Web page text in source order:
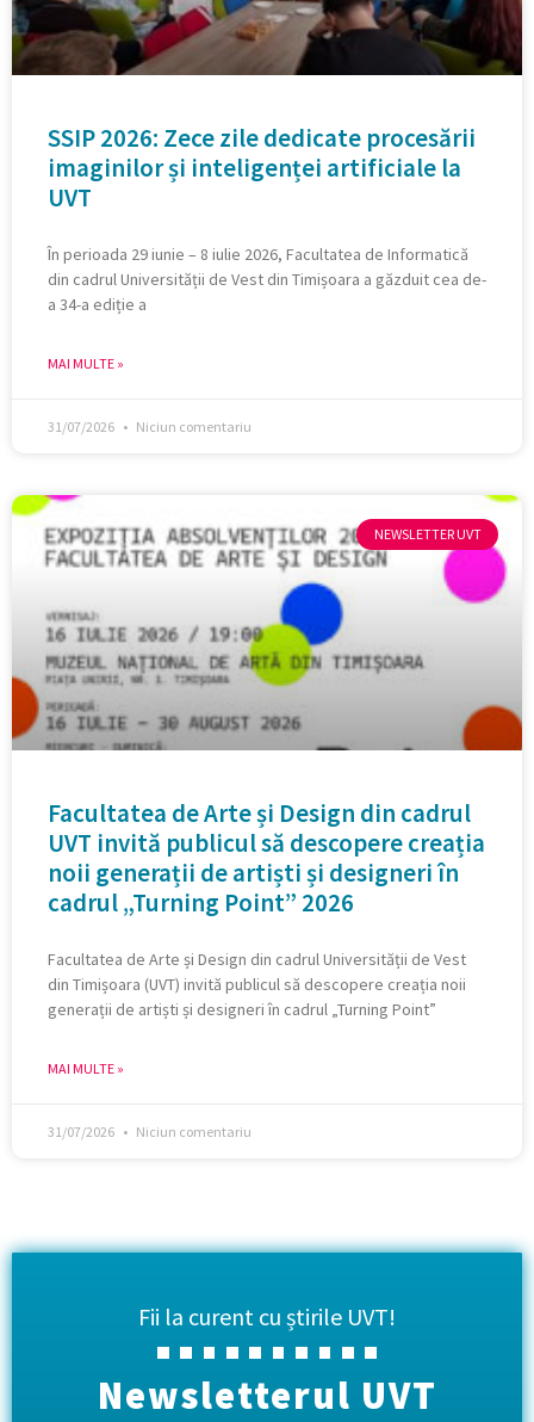
SSIP 2026: Zece zile dedicate procesării
imaginilor și inteligenței artificiale la
UVT
În perioada 29 iunie – 8 iulie 2026, Facultatea de Informatică
din cadrul Universității de Vest din Timișoara a găzduit cea de-
a 34-a ediție a
MAI MULTE »
31/07/2026 Niciun comentariu
NEWSLETTER UVT
Facultatea de Arte și Design din cadrul
UVT invită publicul să descopere creația
noii generații de artiști și designeri în
cadrul „Turning Point” 2026
Facultatea de Arte și Design din cadrul Universității de Vest
din Timișoara (UVT) invită publicul să descopere creația noii
generații de artiști și designeri în cadrul „Turning Point”
MAI MULTE »
31/07/2026 Niciun comentariu
Fii la curent cu știrile UVT!
Newsletterul UVT